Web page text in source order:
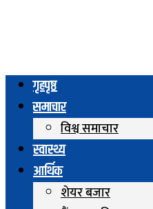
गृहपृष्ठ
समाचार
विश्व समाचार
स्वास्थ्य
आर्थिक
शेयर बजार